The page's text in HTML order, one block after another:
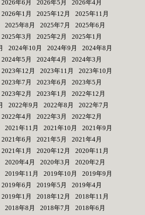
2026年6月 2026年5月
2026年4月
2026年1月 2025年12月
2025年11月
2025年8月 2025年7月
2025年6月
2025年3月 2025年2月
2025年1月
2024年10月 2024年9月
2024年8月
2024年5月 2024年4月
2024年3月
2023年12月 2023年11月
2023年10月
2023年7月 2023年6月
2023年5月
2023年2月 2023年1月
2022年12月
2022年9月 2022年8月
2022年7月
2022年4月 2022年3月
2022年2月
2021年11月 2021年10月
2021年9月
2021年6月 2021年5月
2021年4月
2021年1月 2020年12月
2020年11月
2020年4月 2020年3月
2020年2月
2019年11月 2019年10月
2019年9月
2019年6月 2019年5月
2019年4月
2019年1月 2018年12月
2018年11月
2018年8月 2018年7月
2018年6月